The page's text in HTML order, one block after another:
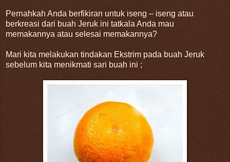
Pernahkah Anda berfikiran untuk iseng – iseng atau
berkreasi dari buah Jeruk ini tatkala Anda mau
memakannya atau selesai memakannya?
Mari kita melakukan tindakan Ekstrim pada buah Jeruk
sebelum kita menikmati sari buah ini ;